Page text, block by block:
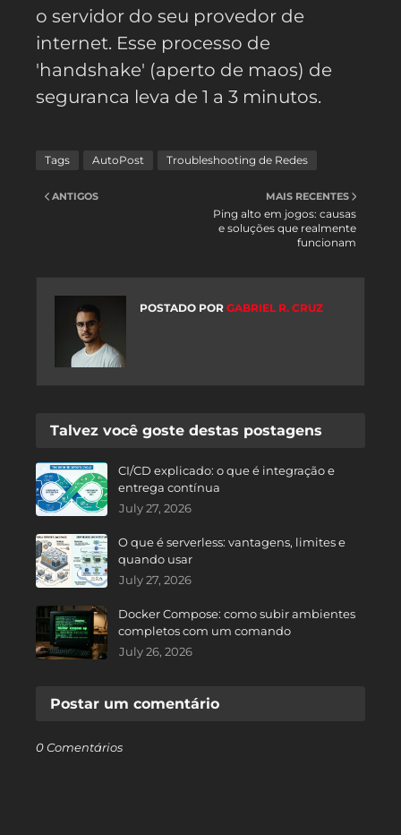
o servidor do seu provedor de
internet. Esse processo de
'handshake' (aperto de maos) de
seguranca leva de 1 a 3 minutos.
Tags AutoPost Troubleshooting de Redes
MAIS RECENTES
Ping alto em jogos: causas
e soluções que realmente
funcionam
ANTIGOS
POSTADO POR GABRIEL R. CRUZ
Talvez você goste destas postagens
CI/CD explicado: o que é integração e
entrega contínua
July 27, 2026
O que é serverless: vantagens, limites e
quando usar
July 27, 2026
Docker Compose: como subir ambientes
completos com um comando
July 26, 2026
Postar um comentário
0 Comentários